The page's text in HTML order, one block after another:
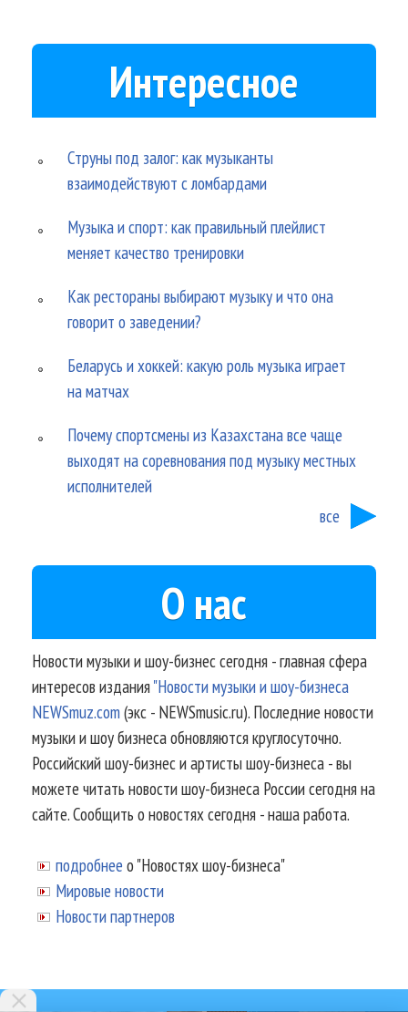
Интересное
Струны под залог: как музыканты
взаимодействуют с ломбардами
Музыка и спорт: как правильный плейлист
меняет качество тренировки
Как рестораны выбирают музыку и что она
говорит о заведении?
Беларусь и хоккей: какую роль музыка играет
на матчах
Почему спортсмены из Казахстана все чаще
выходят на соревнования под музыку местных
исполнителей
все
О нас
Новости музыки и шоу-бизнес сегодня - главная сфера
интересов издания"Новости музыки и шоу-бизнеса
NEWSmuz.com(экс - NEWSmusic.ru). Последние новости
музыки и шоу бизнеса обновляются круглосуточно.
Российский шоу-бизнес и артисты шоу-бизнеса - вы
можете читать новости шоу-бизнеса России сегодня на
сайте. Сообщить о новостях сегодня - наша работа.
подробнее о "Новостях шоу-бизнеса"
Мировые новости
Новости партнеров